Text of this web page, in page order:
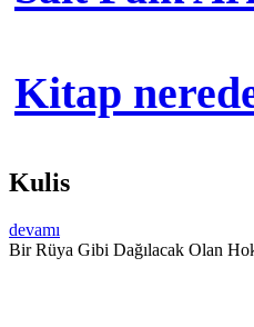
Kitap
Kulis
devamı
Bir Rüya Gibi Dağılacak Olan